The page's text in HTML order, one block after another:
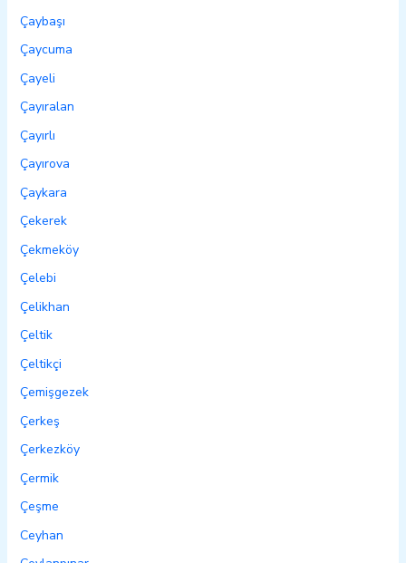
Çaybaşı
Çaycuma
Çayeli
Çayıralan
Çayırlı
Çayırova
Çaykara
Çekerek
Çekmeköy
Çelebi
Çelikhan
Çeltik
Çeltikçi
Çemişgezek
Çerkeş
Çerkezköy
Çermik
Çeşme
Ceyhan